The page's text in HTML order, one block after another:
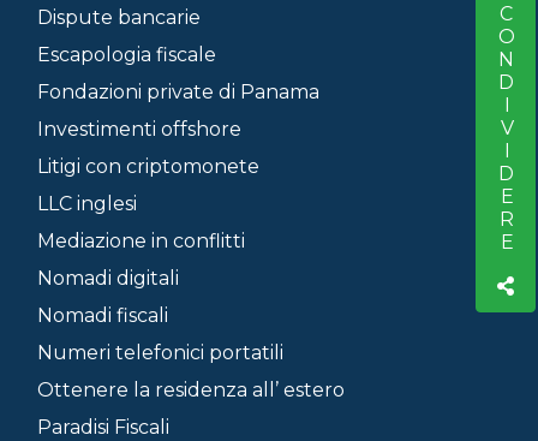
CONDIVIDERE
Dispute bancarie
Escapologia fiscale
Fondazioni private di Panama
Investimenti offshore
Litigi con criptomonete
LLC inglesi
Mediazione in conflitti
Nomadi digitali
Nomadi fiscali
Numeri telefonici portatili
Ottenere la residenza all’ estero
Paradisi Fiscali